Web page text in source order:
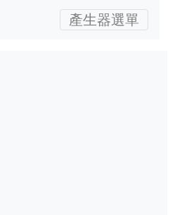
產生器選單